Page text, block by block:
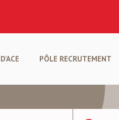
PÔLE RECRUTEMENT